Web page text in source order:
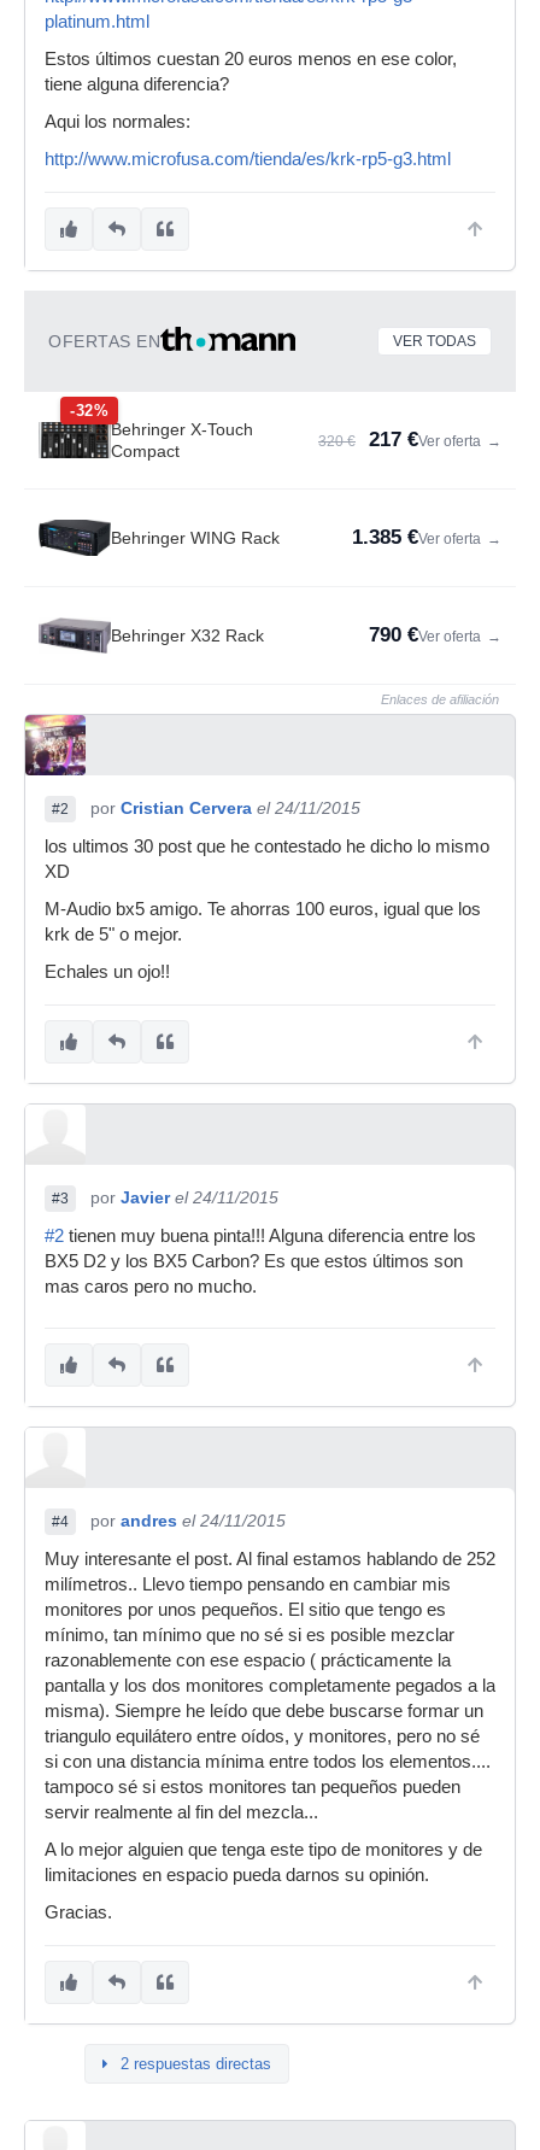
platinum.html
Estos últimos cuestan 20 euros menos en ese color,
tiene alguna diferencia?
Aqui los normales:
http://www.microfusa.com/tienda/es/krk-rp5-g3.html
OFERTAS EN VER TODAS
-32%
Behringer X-Touch
Compact
320 € 217 €Ver oferta →
Behringer WING Rack 1.385 €Ver oferta →
Behringer X32 Rack 790 €Ver oferta →
Enlaces de afiliación
#2 por Cristian Cervera el 24/11/2015
los ultimos 30 post que he contestado he dicho lo mismo
XD
M-Audio bx5 amigo. Te ahorras 100 euros, igual que los
krk de 5" o mejor.
Echales un ojo!!
#3 por Javier el 24/11/2015
#2 tienen muy buena pinta!!! Alguna diferencia entre los
BX5 D2 y los BX5 Carbon? Es que estos últimos son
mas caros pero no mucho.
#4 por andres el 24/11/2015
Muy interesante el post. Al final estamos hablando de 252
milímetros.. Llevo tiempo pensando en cambiar mis
monitores por unos pequeños. El sitio que tengo es
mínimo, tan mínimo que no sé si es posible mezclar
razonablemente con ese espacio ( prácticamente la
pantalla y los dos monitores completamente pegados a la
misma). Siempre he leído que debe buscarse formar un
triangulo equilátero entre oídos, y monitores, pero no sé
si con una distancia mínima entre todos los elementos....
tampoco sé si estos monitores tan pequeños pueden
servir realmente al fin del mezcla...
A lo mejor alguien que tenga este tipo de monitores y de
limitaciones en espacio pueda darnos su opinión.
Gracias.
2 respuestas directas